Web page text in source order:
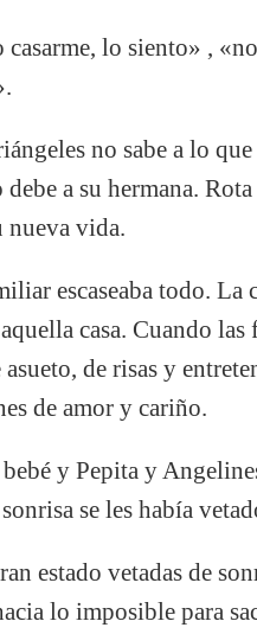
lo siento» ,
no sabe a lo
debe a su hermana.
nueva vida.
escaseaba todo.
casa. Cuando
de risas y
de amor y cariño.
y Pepita y
se les había
estado vetadas de
lo imposible para